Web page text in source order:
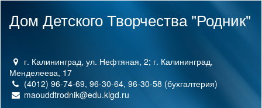
Дом Детского Творчества "Родник"
г. Калининград, ул. Нефтяная, 2; г. Калининград,
Менделеева, 17
(4012) 96-74-69, 96-30-64, 96-30-58 (бухгалтерия)
maouddtrodnik@edu.klgd.ru